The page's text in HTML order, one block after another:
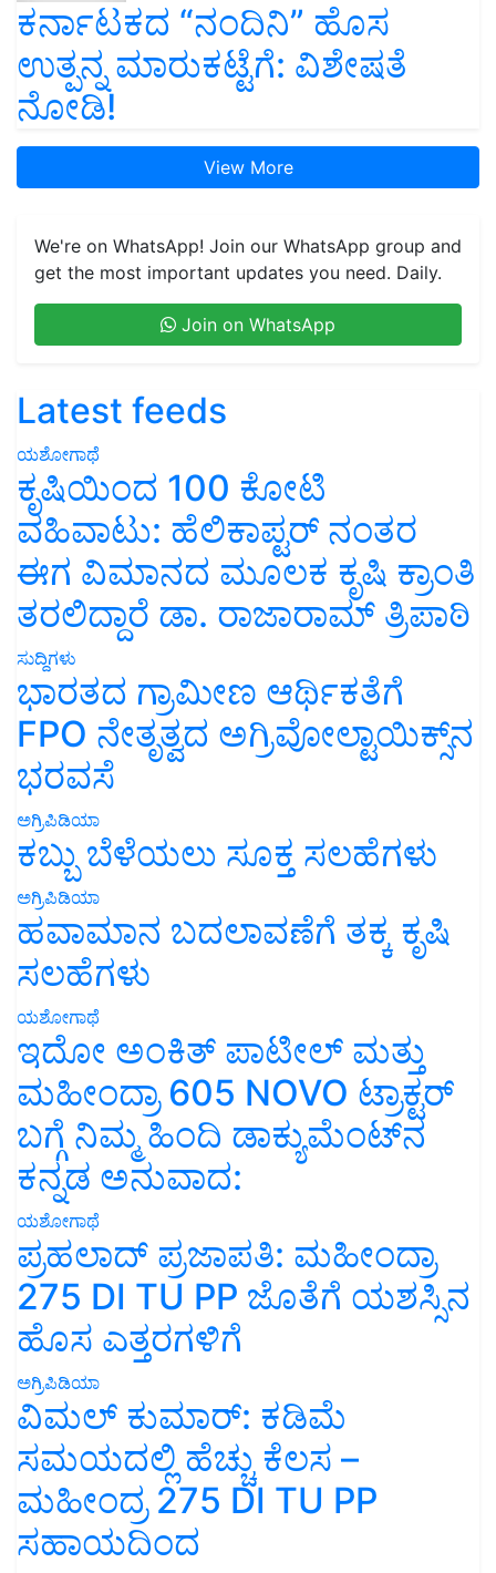
ಕರ್ನಾಟಕದ “ನಂದಿನಿ” ಹೊಸ
ಉತ್ಪನ್ನ ಮಾರುಕಟ್ಟೆಗೆ: ವಿಶೇಷತೆ
ನೋಡಿ!
View More
We're on WhatsApp! Join our WhatsApp group and
get the most important updates you need. Daily.
Join on WhatsApp
Latest feeds
ಯಶೋಗಾಥೆ
ಕೃಷಿಯಿಂದ 100 ಕೋಟಿ
ವಹಿವಾಟು: ಹೆಲಿಕಾಪ್ಟರ್ ನಂತರ
ಈಗ ವಿಮಾನದ ಮೂಲಕ ಕೃಷಿ ಕ್ರಾಂತಿ
ತರಲಿದ್ದಾರೆ ಡಾ. ರಾಜಾರಾಮ್ ತ್ರಿಪಾಠಿ
ಸುದ್ದಿಗಳು
ಭಾರತದ ಗ್ರಾಮೀಣ ಆರ್ಥಿಕತೆಗೆ
FPO ನೇತೃತ್ವದ ಅಗ್ರಿವೋಲ್ಟಾಯಿಕ್ಸ್‌ನ
ಭರವಸೆ
ಅಗ್ರಿಪಿಡಿಯಾ
ಕಬ್ಬು ಬೆಳೆಯಲು ಸೂಕ್ತ ಸಲಹೆಗಳು
ಅಗ್ರಿಪಿಡಿಯಾ
ಹವಾಮಾನ ಬದಲಾವಣೆಗೆ ತಕ್ಕ ಕೃಷಿ
ಸಲಹೆಗಳು
ಯಶೋಗಾಥೆ
ಇದೋ ಅಂಕಿತ್ ಪಾಟೀಲ್ ಮತ್ತು
ಮಹೀಂದ್ರಾ 605 NOVO ಟ್ರಾಕ್ಟರ್
ಬಗ್ಗೆ ನಿಮ್ಮ ಹಿಂದಿ ಡಾಕ್ಯುಮೆಂಟ್‌ನ
ಕನ್ನಡ ಅನುವಾದ:
ಯಶೋಗಾಥೆ
ಪ್ರಹಲಾದ್ ಪ್ರಜಾಪತಿ: ಮಹೀಂದ್ರಾ
275 DI TU PP ಜೊತೆಗೆ ಯಶಸ್ಸಿನ
ಹೊಸ ಎತ್ತರಗಳಿಗೆ
ಅಗ್ರಿಪಿಡಿಯಾ
ವಿಮಲ್ ಕುಮಾರ್: ಕಡಿಮೆ
ಸಮಯದಲ್ಲಿ ಹೆಚ್ಚು ಕೆಲಸ –
ಮಹೀಂದ್ರ 275 DI TU PP
ಸಹಾಯದಿಂದ